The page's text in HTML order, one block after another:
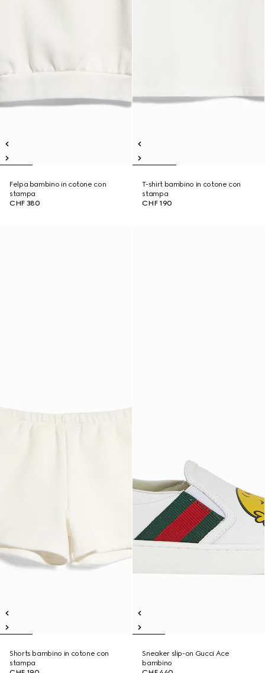
Felpa bambino in cotone con
stampa
CHF 380
T-shirt bambino in cotone con
stampa
CHF 190
Shorts bambino in cotone con
stampa
Sneaker slip-on Gucci Ace
bambino